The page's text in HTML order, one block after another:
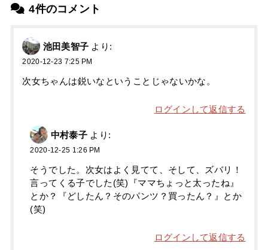
4件のコメント
池田美智子 より:
2020-12-23 7:25 PM
次女ちゃんは鋭いなということじゃないかな。
ログインして返信する
中村泰子 より:
2020-12-25 1:26 PM
そうでした。次女はよく見てて、そして、ズバリ！
言ってくる子でした(笑)『ママちょっと太ったね』
とか？『どしたん？そのパンツ？買ったん？』とか
(笑)
ログインして返信する